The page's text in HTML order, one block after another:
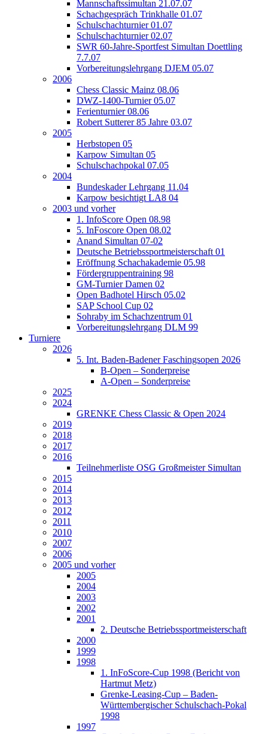
Mannschaftssimultan 21.07.07
Schachgespräch Trinkhalle 01.07
Schulschachturnier 01.07
Schulschachturnier 02.07
SWR 60-Jahre-Sportfest Simultan Doettling
7.7.07
Vorbereitungslehrgang DJEM 05.07
2006
Chess Classic Mainz 08.06
DWZ-1400-Turnier 05.07
Ferienturnier 08.06
Robert Sutterer 85 Jahre 03.07
2005
Herbstopen 05
Karpow Simultan 05
Schulschachpokal 07.05
2004
Bundeskader Lehrgang 11.04
Karpow besichtigt LA8 04
2003 und vorher
1. InfoScore Open 08.98
5. InFoscore Open 08.02
Anand Simultan 07-02
Deutsche Betriebssportmeisterschaft 01
Eröffnung Schachakademie 05.98
Fördergruppentraining 98
GM-Turnier Damen 02
Open Badhotel Hirsch 05.02
SAP School Cup 02
Sohraby im Schachzentrum 01
Vorbereitungslehrgang DLM 99
Turniere
2026
5. Int. Baden-Badener Faschingsopen 2026
B-Open – Sonderpreise
A-Open – Sonderpreise
2025
2024
GRENKE Chess Classic & Open 2024
2019
2018
2017
2016
Teilnehmerliste OSG Großmeister Simultan
2015
2014
2013
2012
2011
2010
2007
2006
2005 und vorher
2005
2004
2003
2002
2001
2. Deutsche Betriebssportmeisterschaft
2000
1999
1998
1. InFoScore-Cup 1998 (Bericht von
Hartmut Metz)
Grenke-Leasing-Cup – Baden-
Württembergischer Schulschach-Pokal
1998
1997